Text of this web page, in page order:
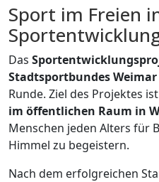
Sport im Freien
Das
Stadtsportbundes Weimar
Runde. Ziel des Projektes
im öffentlichen Raum in
Menschen jeden Alters für
Himmel zu begeistern.
Nach dem erfolgreichen